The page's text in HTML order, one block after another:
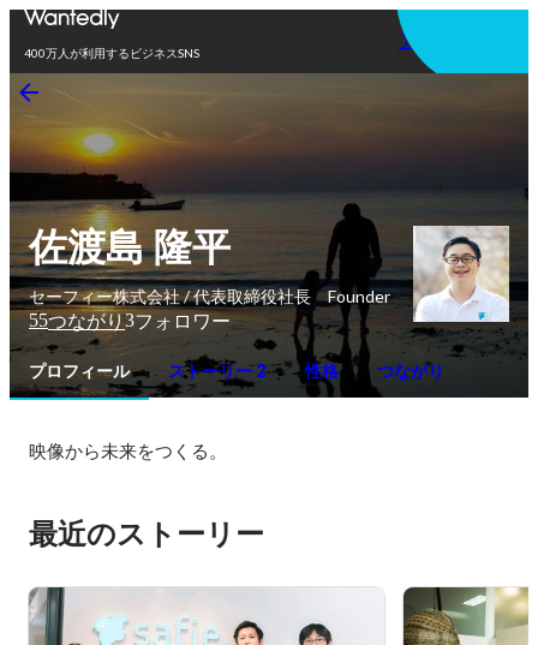
400万人が利用するビジネスSNS
アプリを使う
佐渡島 隆平
セーフィー株式会社 / 代表取締役社長 Founder
55つながり3フォロワー
プロフィール ストーリー 2 性格 つながり
映像から未来をつくる。
最近のストーリー